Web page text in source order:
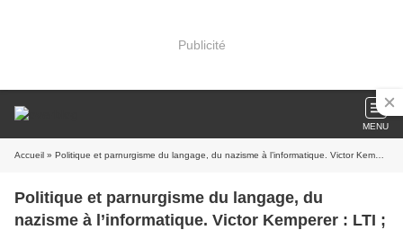
Publicité
MENU
Accueil » Politique et parnurgisme du langage, du nazisme à l’informatique. Victor Kemperer : LTI ; Yann Diener : LQI.
Politique et parnurgisme du langage, du
nazisme à l’informatique. Victor Kemperer : LTI ;